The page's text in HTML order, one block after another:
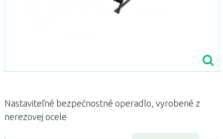
Nastaviteľné bezpečnostné operadlo, vyrobené z
nerezovej ocele